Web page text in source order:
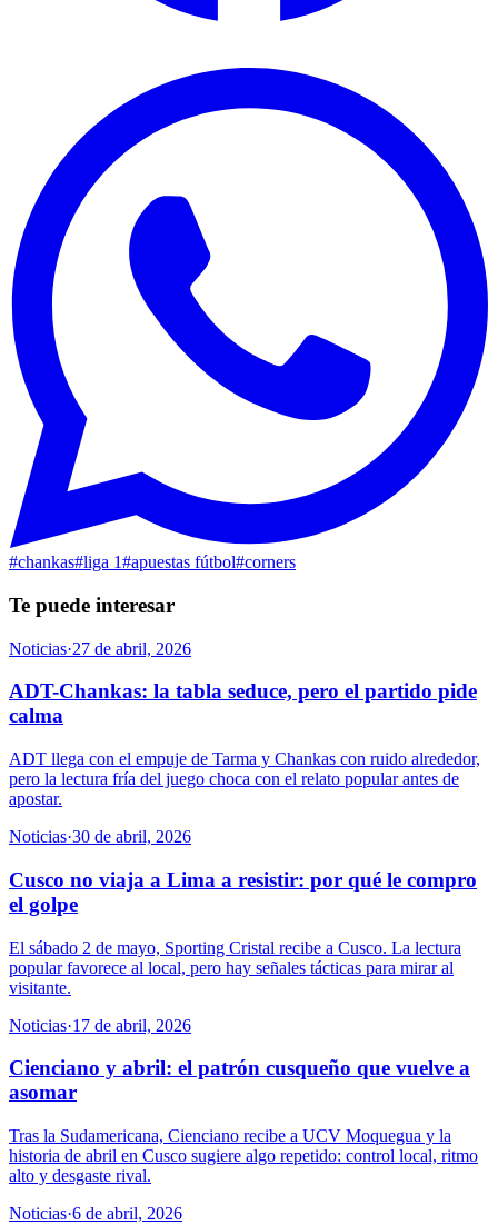
#chankas#liga 1#apuestas fútbol#corners
Te puede interesar
Noticias·27 de abril, 2026
ADT-Chankas: la tabla seduce, pero el partido pide
calma
ADT llega con el empuje de Tarma y Chankas con ruido alrededor,
pero la lectura fría del juego choca con el relato popular antes de
apostar.
Noticias·30 de abril, 2026
Cusco no viaja a Lima a resistir: por qué le compro
el golpe
El sábado 2 de mayo, Sporting Cristal recibe a Cusco. La lectura
popular favorece al local, pero hay señales tácticas para mirar al
visitante.
Noticias·17 de abril, 2026
Cienciano y abril: el patrón cusqueño que vuelve a
asomar
Tras la Sudamericana, Cienciano recibe a UCV Moquegua y la
historia de abril en Cusco sugiere algo repetido: control local, ritmo
alto y desgaste rival.
Noticias·6 de abril, 2026